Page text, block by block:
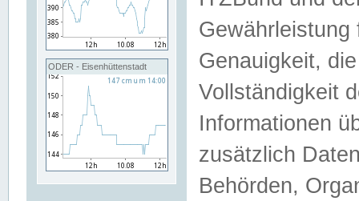
ODER - Eisenhüttenstadt
Genauigkeit,
Vollständigkeit
Informationen
zusätzlich
Behörden,